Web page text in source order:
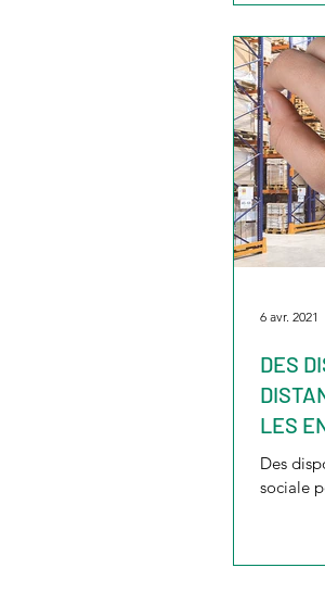
DES
LES
Des
sociale
6 avr. 2021